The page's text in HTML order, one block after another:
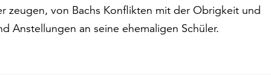
zeugen, von Bachs Konflikten mit der Obrigkeit und
Anstellungen an seine ehemaligen Schüler.